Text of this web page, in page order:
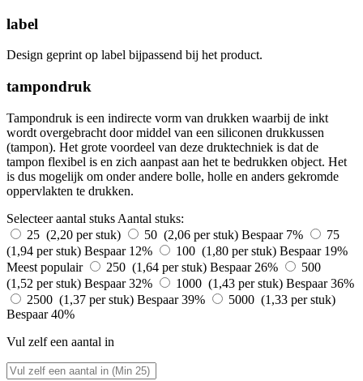
label
Design geprint op label bijpassend bij het product.
tampondruk
Tampondruk is een indirecte vorm van drukken waarbij de inkt
wordt overgebracht door middel van een siliconen drukkussen
(tampon). Het grote voordeel van deze druktechniek is dat de
tampon flexibel is en zich aanpast aan het te bedrukken object. Het
is dus mogelijk om onder andere bolle, holle en anders gekromde
oppervlakten te drukken.
Selecteer aantal stuks Aantal stuks:
25 (2,20 per stuk)
50 (2,06 per stuk) Bespaar 7%
75
(1,94 per stuk) Bespaar 12% 100 (1,80 per stuk) Bespaar 19%
Meest populair
250 (1,64 per stuk) Bespaar 26%
500
(1,52 per stuk) Bespaar 32% 1000 (1,43 per stuk) Bespaar 36%
2500 (1,37 per stuk) Bespaar 39%
5000 (1,33 per stuk)
Bespaar 40%
Vul zelf een aantal in